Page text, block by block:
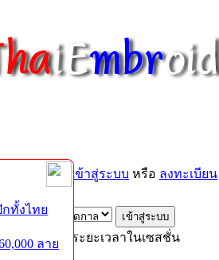
กรุณา เข้าสู่ระบบ หรือ ลงทะเบียน
หัสผ่าน และระยะเวลาในเซสชั่น
ทั้งไทย
ลาย